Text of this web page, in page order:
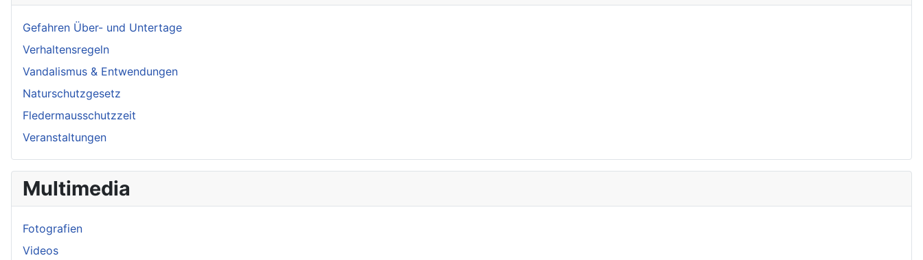
Gefahren Über- und Untertage
Verhaltensregeln
Vandalismus & Entwendungen
Naturschutzgesetz
Fledermausschutzzeit
Veranstaltungen
Multimedia
Fotografien
Videos